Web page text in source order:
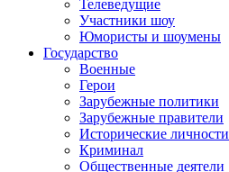
Телеведущие
Участники шоу
Юмористы и шоумены
Государство
Военные
Герои
Зарубежные политики
Зарубежные правители
Исторические личности
Криминал
Общественные деятели